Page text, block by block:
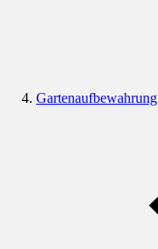
Gartenaufbewahrung